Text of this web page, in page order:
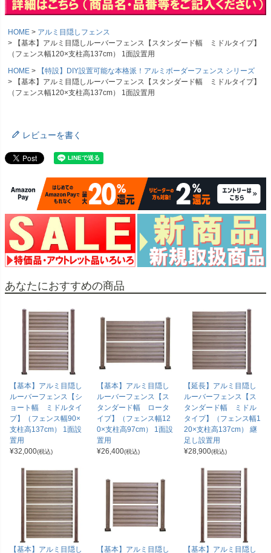
HOME
アルミ目隠しフェンス
【基本】アルミ目隠しルーバーフェンス【スタンダード幅 ミドルタイプ】
（フェンス幅120×支柱高137cm） 1面設置用
HOME
【特設】DIY設置可能な本格派！アルミボーダーフェンス シリーズ
【基本】アルミ目隠しルーバーフェンス【スタンダード幅 ミドルタイプ】
（フェンス幅120×支柱高137cm） 1面設置用
レビューを書く
あなたにおすすめの商品
【基本】アルミ目隠し
ルーバーフェンス【シ
ョート幅 ミドルタイ
プ】（フェンス幅90×
支柱高137cm） 1面設
置用
¥32,000(税込)
【基本】アルミ目隠し
ルーバーフェンス【ス
タンダード幅 ロータ
イプ】（フェンス幅12
0×支柱高97cm） 1面設
置用
¥26,400(税込)
【延長】アルミ目隠し
ルーバーフェンス【ス
タンダード幅 ミドル
タイプ】（フェンス幅1
20×支柱高137cm） 継
足し設置用
¥28,900(税込)
【基本】アルミ目隠し
【基本】アルミ目隠し
【基本】アルミ目隠し